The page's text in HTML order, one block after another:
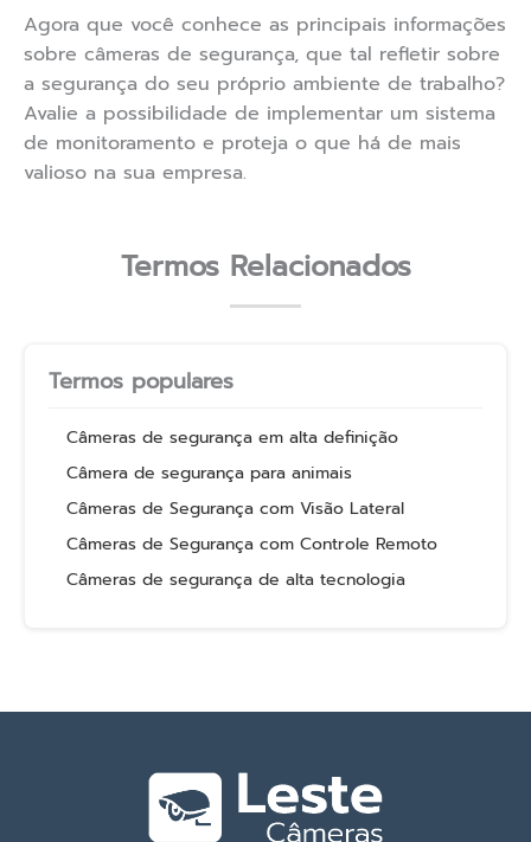
Agora que você conhece as principais informações
sobre câmeras de segurança, que tal refletir sobre
a segurança do seu próprio ambiente de trabalho?
Avalie a possibilidade de implementar um sistema
de monitoramento e proteja o que há de mais
valioso na sua empresa.
Termos Relacionados
Termos populares
Câmeras de segurança em alta definição
Câmera de segurança para animais
Câmeras de Segurança com Visão Lateral
Câmeras de Segurança com Controle Remoto
Câmeras de segurança de alta tecnologia